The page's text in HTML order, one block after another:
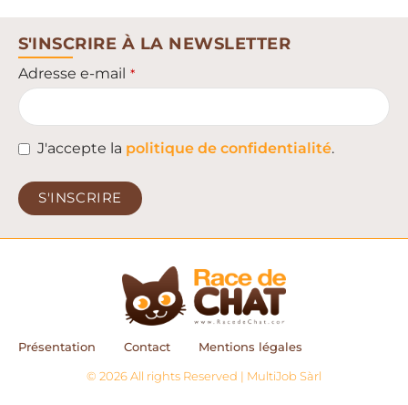
S'INSCRIRE À LA NEWSLETTER
Adresse e-mail *
J'accepte la politique de confidentialité.
S'INSCRIRE
This
Présentation Contact
Mentions légales
© 2026 All rights Reserved | MultiJob Sàrl